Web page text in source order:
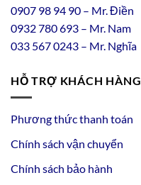
0907 98 94 90 – Mr. Điền
0932780693 – Mr. Nam
033 567 0243 – Mr. Nghĩa
HỖ TRỢ KHÁCH HÀNG
Phương thức thanh toán
Chính sách vận chuyển
Chính sách bảo hành